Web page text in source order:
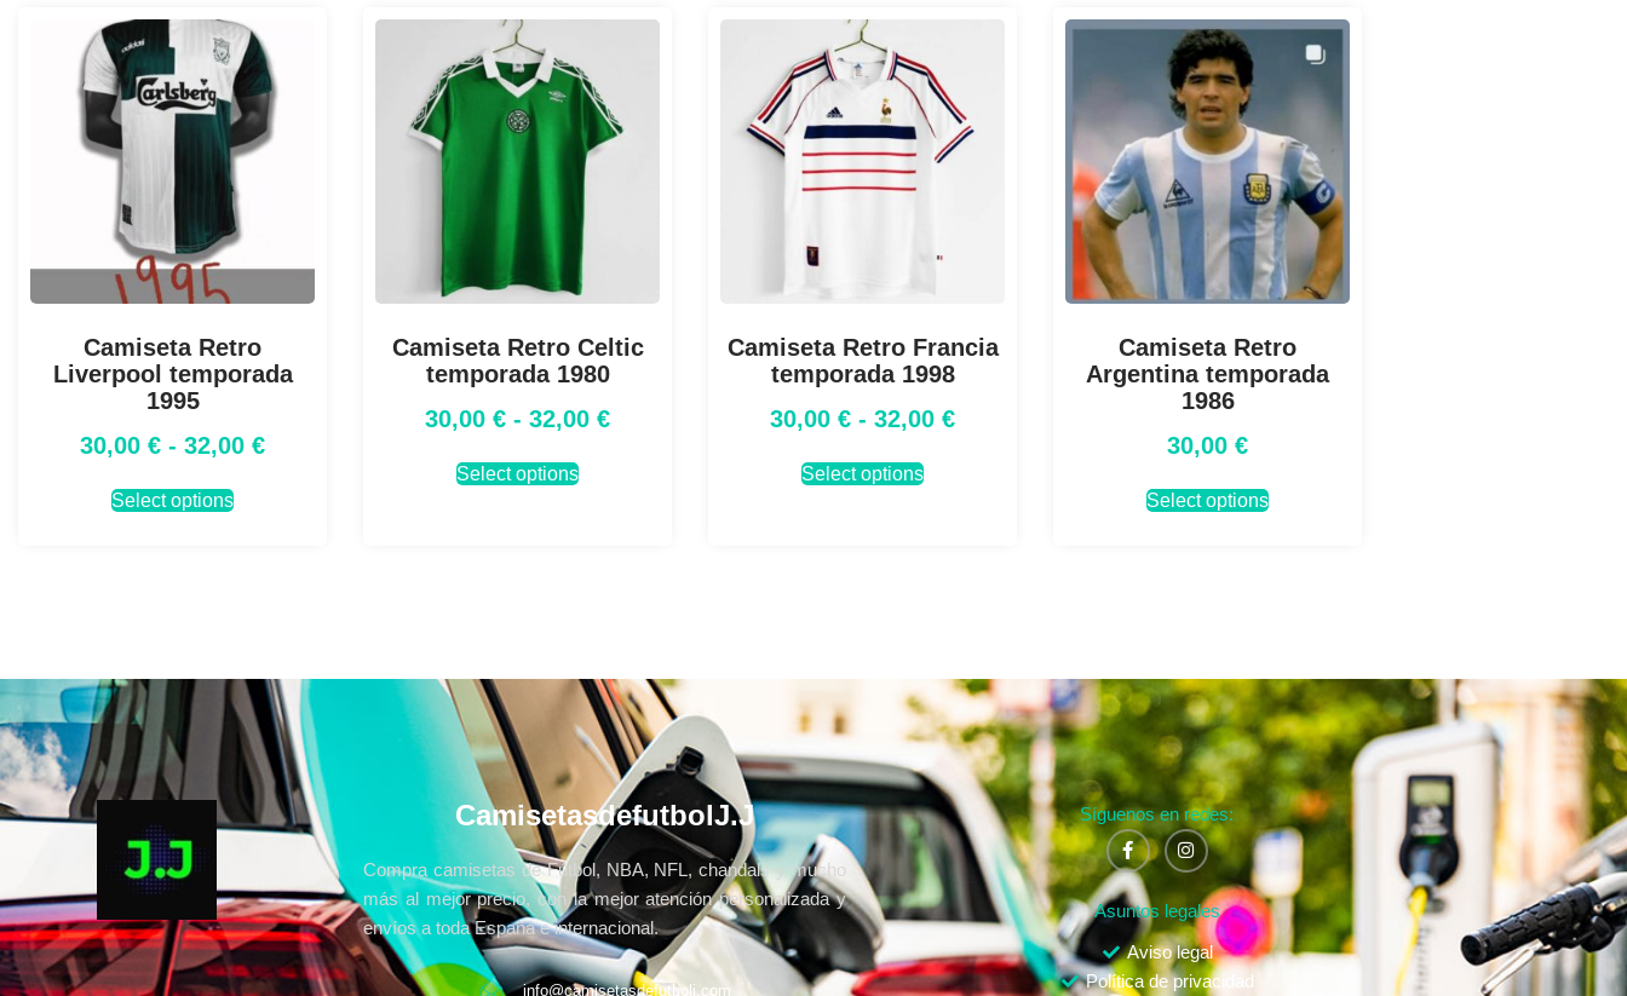
Camiseta Retro
Liverpool temporada
1995
30,00 € - 32,00 €
Select options
Camiseta Retro Celtic
temporada 1980
30,00 € - 32,00 €
Select options
Camiseta Retro Francia
temporada 1998
30,00 € - 32,00 €
Select options
Camiseta Retro
Argentina temporada
1986
30,00 €
Select options
CamisetasdefutbolJ.J
Compra camisetas de Fútbol, NBA, NFL, chandals y mucho
más al mejor precio, con la mejor atención personalizada y
envíos a toda España e internacional.
info@camisetasdefutbolj.com
Síguenos en redes:
Asuntos legales
Aviso legal
Política de privacidad